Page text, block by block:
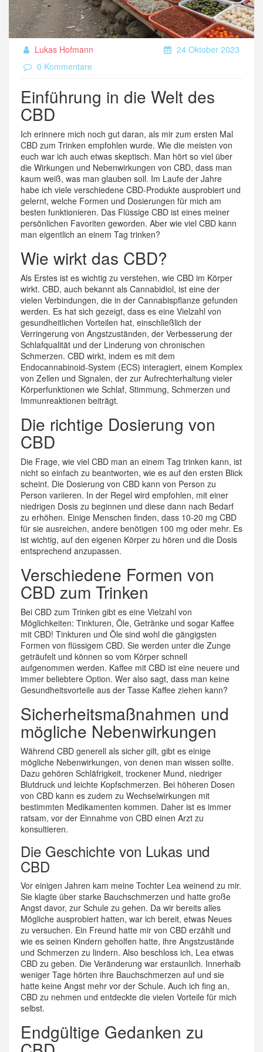
Lukas Hofmann
24 Oktober 2023
0 Kommentare
Einführung in die Welt des
CBD
Ich erinnere mich noch gut daran, als mir zum ersten Mal
CBD zum Trinken empfohlen wurde. Wie die meisten von
euch war ich auch etwas skeptisch. Man hört so viel über
die Wirkungen und Nebenwirkungen von CBD, dass man
kaum weiß, was man glauben soll. Im Laufe der Jahre
habe ich viele verschiedene CBD-Produkte ausprobiert und
gelernt, welche Formen und Dosierungen für mich am
besten funktionieren. Das Flüssige CBD ist eines meiner
persönlichen Favoriten geworden. Aber wie viel CBD kann
man eigentlich an einem Tag trinken?
Wie wirkt das CBD?
Als Erstes ist es wichtig zu verstehen, wie CBD im Körper
wirkt. CBD, auch bekannt als Cannabidiol, ist eine der
vielen Verbindungen, die in der Cannabispflanze gefunden
werden. Es hat sich gezeigt, dass es eine Vielzahl von
gesundheitlichen Vorteilen hat, einschließlich der
Verringerung von Angstzuständen, der Verbesserung der
Schlafqualität und der Linderung von chronischen
Schmerzen. CBD wirkt, indem es mit dem
Endocannabinoid-System (ECS) interagiert, einem Komplex
von Zellen und Signalen, der zur Aufrechterhaltung vieler
Körperfunktionen wie Schlaf, Stimmung, Schmerzen und
Immunreaktionen beiträgt.
Die richtige Dosierung von
CBD
Die Frage, wie viel CBD man an einem Tag trinken kann, ist
nicht so einfach zu beantworten, wie es auf den ersten Blick
scheint. Die Dosierung von CBD kann von Person zu
Person variieren. In der Regel wird empfohlen, mit einer
niedrigen Dosis zu beginnen und diese dann nach Bedarf
zu erhöhen. Einige Menschen finden, dass 10-20 mg CBD
für sie ausreichen, andere benötigen 100 mg oder mehr. Es
ist wichtig, auf den eigenen Körper zu hören und die Dosis
entsprechend anzupassen.
Verschiedene Formen von
CBD zum Trinken
Bei CBD zum Trinken gibt es eine Vielzahl von
Möglichkeiten: Tinkturen, Öle, Getränke und sogar Kaffee
mit CBD! Tinkturen und Öle sind wohl die gängigsten
Formen von flüssigem CBD. Sie werden unter die Zunge
geträufelt und können so vom Körper schnell
aufgenommen werden. Kaffee mit CBD ist eine neuere und
immer beliebtere Option. Wer also sagt, dass man keine
Gesundheitsvorteile aus der Tasse Kaffee ziehen kann?
Sicherheitsmaßnahmen und
mögliche Nebenwirkungen
Während CBD generell als sicher gilt, gibt es einige
mögliche Nebenwirkungen, von denen man wissen sollte.
Dazu gehören Schläfrigkeit, trockener Mund, niedriger
Blutdruck und leichte Kopfschmerzen. Bei höheren Dosen
von CBD kann es zudem zu Wechselwirkungen mit
bestimmten Medikamenten kommen. Daher ist es immer
ratsam, vor der Einnahme von CBD einen Arzt zu
konsultieren.
Die Geschichte von Lukas und
CBD
Vor einigen Jahren kam meine Tochter Lea weinend zu mir.
Sie klagte über starke Bauchschmerzen und hatte große
Angst davor, zur Schule zu gehen. Da wir bereits alles
Mögliche ausprobiert hatten, war ich bereit, etwas Neues
zu versuchen. Ein Freund hatte mir von CBD erzählt und
wie es seinen Kindern geholfen hatte, ihre Angstzustände
und Schmerzen zu lindern. Also beschloss ich, Lea etwas
CBD zu geben. Die Veränderung war erstaunlich. Innerhalb
weniger Tage hörten ihre Bauchschmerzen auf und sie
hatte keine Angst mehr vor der Schule. Auch ich fing an,
CBD zu nehmen und entdeckte die vielen Vorteile für mich
selbst.
Endgültige Gedanken zu